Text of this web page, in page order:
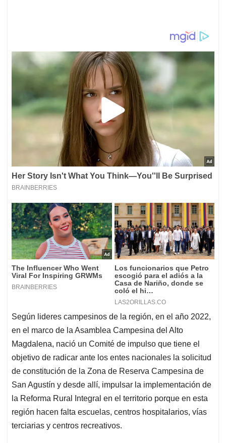
Según lideres campesinos de la región, en el año 2022,
en el marco de la Asamblea Campesina del Alto
Magdalena, nació un Comité de impulso que tiene el
objetivo de radicar ante los entes nacionales la solicitud
de constitución de la Zona de Reserva Campesina de
San Agustín y desde allí, impulsar la implementación de
la Reforma Rural Integral en el territorio porque en esta
región hacen falta escuelas, centros hospitalarios, vías
terciarias y centros recreativos.